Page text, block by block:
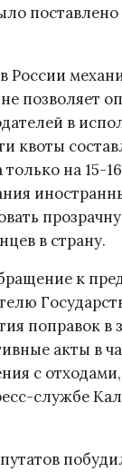
России
позволяет
в
квоты
на 15-
в страну.
к
поправок в
акты в
с
службе